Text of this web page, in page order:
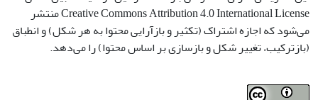
Creative Commons Attribution 4.0 International License منتشر
می‌شود که اجازه اشتراک (تکثیر و بازآرایی محتوا به هر شکل) و انطباق
(بازترکیب، تغییر شکل و بازسازی بر اساس محتوا) را می‌دهد.